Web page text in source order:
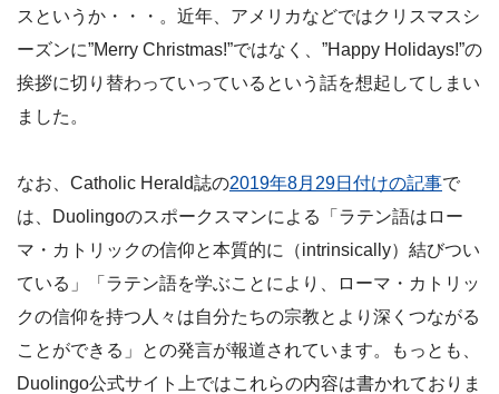
スというか・・・。近年、アメリカなどではクリスマスシ
ーズンに”Merry Christmas!”ではなく、”Happy Holidays!”の
挨拶に切り替わっていっているという話を想起してしまい
ました。
なお、Catholic Herald誌の2019年8月29日付けの記事で
は、Duolingoのスポークスマンによる「ラテン語はロー
マ・カトリックの信仰と本質的に（intrinsically）結びつい
ている」「ラテン語を学ぶことにより、ローマ・カトリッ
クの信仰を持つ人々は自分たちの宗教とより深くつながる
ことができる」との発言が報道されています。もっとも、
Duolingo公式サイト上ではこれらの内容は書かれておりま